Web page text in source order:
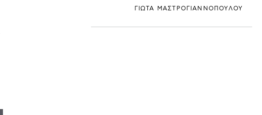
ΓΙΩΤΑ ΜΑΣΤΡΟΓΙΑΝΝΟΠΟΥΛΟΥ